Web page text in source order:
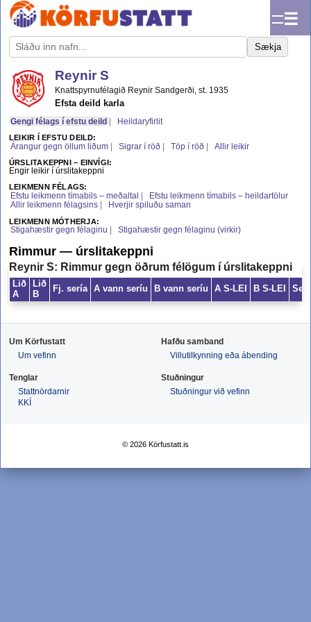
☰
Sækja
Reynir S
Knattspyrnufélagið Reynir Sandgerði, st. 1935
Efsta deild karla
Gengi félags í efstu deild
Heildaryfirlit
LEIKIR Í EFSTU DEILD:
Árangur gegn öllum liðum Sigrar í röð Töp í röð Allir leikir
ÚRSLITAKEPPNI – EINVÍGI:
Engir leikir í úrslitakeppni
LEIKMENN FÉLAGS:
Efstu leikmenn tímabils – meðaltal
Efstu leikmenn tímabils – heildartölur
Allir leikmenn félagsins
Hverjir spiluðu saman
LEIKMENN MÓTHERJA:
Stigahæstir gegn félaginu Stigahæstir gegn félaginu (virkir)
Rimmur — úrslitakeppni
Reynir S: Rimmur gegn öðrum félögum í úrslitakeppni
Lið
A
Lið
B
Fj. sería A vann seríu B vann seríu A S-LEI B S-LEI
Um Körfustatt
Um vefinn
Hafðu samband
Villutilkynning eða ábending
Tenglar
Stattnördarnir
KKÍ
Stuðningur
Stuðningur við vefinn
© 2026 Körfustatt.is